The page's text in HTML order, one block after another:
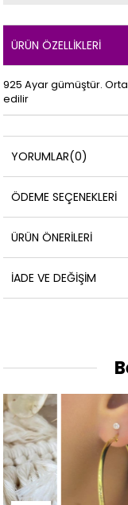
ÜRÜN ÖZELLIKLERI
925 Ayar gümüştür.
edilir
YORUMLAR(0)
ÖDEME SEÇENEKLERI
ÜRÜN ÖNERILERI
İADE VE DEĞIŞIM